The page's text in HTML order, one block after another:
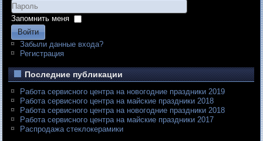
Запомнить меня
Войти
Забыли данные входа?
Регистрация
Последние публикации
Работа сервисного центра на новогодние праздники 2019
Работа сервисного центра на майские праздники 2018
Работа сервисного центра на новогодние праздники 2018
Работа сервисного центра на майские праздники 2017
Распродажа стеклокерамики